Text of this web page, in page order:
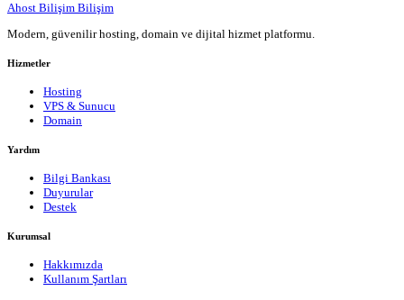
Ahost Bilişim Bilişim
Modern, güvenilir hosting, domain ve dijital hizmet platformu.
Hizmetler
Hosting
VPS & Sunucu
Domain
Yardım
Bilgi Bankası
Duyurular
Destek
Kurumsal
Hakkımızda
Kullanım Şartları